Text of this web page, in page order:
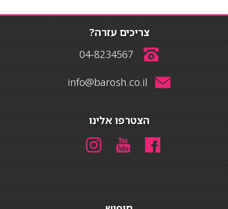
צריכים עזרה?
04-8234567
info@barosh.co.il
הצטרפו אלינו